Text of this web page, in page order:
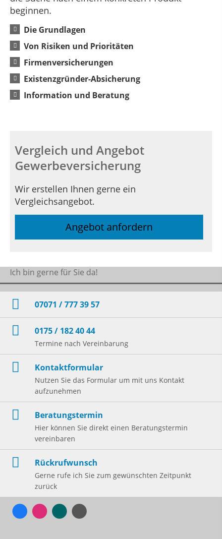
beginnen.
Die Grundlagen
Von Risiken und Prioritäten
Firmenversicherungen
Existenzgründer-Absicherung
Information und Beratung
Vergleich und Angebot
Gewerbeversicherung
Wir erstellen Ihnen gerne ein
Vergleichsangebot.
Angebot anfordern
Ich bin gerne für Sie da!
07071 / 777 39 57
0175 / 182 40 44
Termine nach Vereinbarung
Kontaktformular
Nutzen Sie das Formular um mit uns Kontakt
aufzunehmen
Beratungstermin
Hier können Sie direkt einen Beratungstermin
vereinbaren
Rückrufwunsch
Gerne rufe ich Sie zum gewünschten Zeitpunkt
zurück